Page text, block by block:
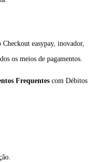
easypay, inovador,
os meios de pagamentos.
Frequentes com Débitos